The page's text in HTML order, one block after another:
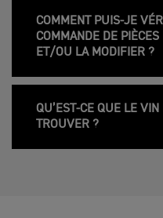
COMMENT PUIS-JE
COMMANDE DE PIÈCES
ET/OU LA MODIFIER ?
QU’EST-CE QUE LE
TROUVER ?